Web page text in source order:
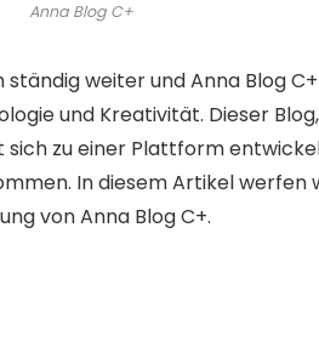
Anna Blog C+
weiter und Anna Blog
und Kreativität. Dieser
zu einer Plattform
In diesem Artikel werfen
von Anna Blog C+.